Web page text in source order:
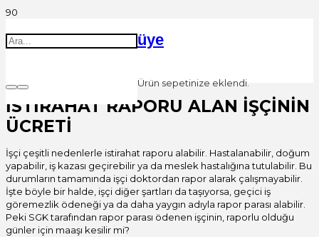
üye
Ürün sepetinize eklendi.
İSTİRAHAT RAPORU ALAN İŞÇİNİN
ÜCRETİ
İşçi çeşitli nedenlerle istirahat raporu alabilir. Hastalanabilir, doğum
yapabilir, iş kazası geçirebilir ya da meslek hastalığına tutulabilir. Bu
durumların tamamında işçi doktordan rapor alarak çalışmayabilir.
İşte böyle bir halde, işçi diğer şartları da taşıyorsa, geçici iş
göremezlik ödeneği ya da daha yaygın adıyla rapor parası alabilir.
Peki SGK tarafından rapor parası ödenen işçinin, raporlu olduğu
günler için maaşı kesilir mi?